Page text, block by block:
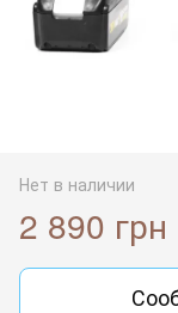
Нет в наличии
2 890 грн